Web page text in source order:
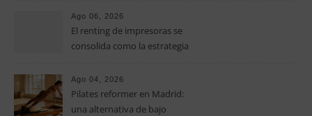
pymes
Ago 06, 2026
El renting de impresoras se
consolida como la estrategia
operativos en las pequeñas y
medianas empresas
Ago 04, 2026
Pilates reformer en Madrid:
una alternativa de bajo